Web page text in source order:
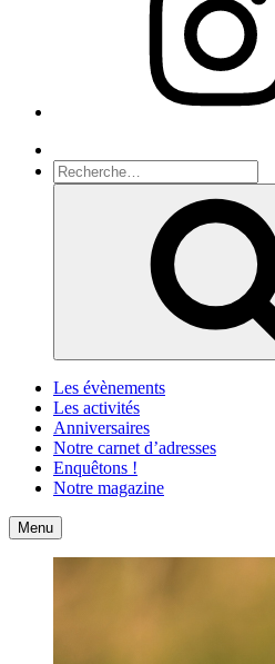
Recherche
pour
Les évènements
Les activités
Anniversaires
Notre carnet d’adresses
Enquêtons !
Notre magazine
Accueil
Menu Contact